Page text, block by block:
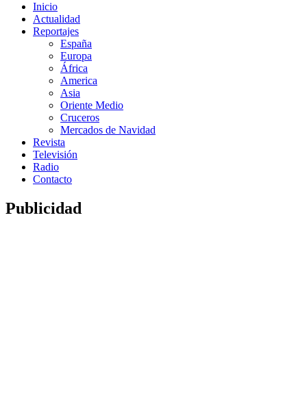
Inicio
Actualidad
Reportajes
España
Europa
África
America
Asia
Oriente Medio
Cruceros
Mercados de Navidad
Revista
Televisión
Radio
Contacto
Publicidad